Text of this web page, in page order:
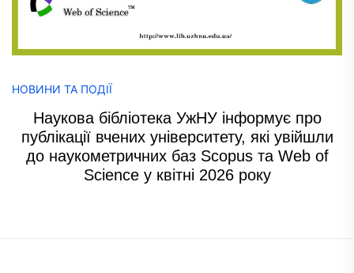
НОВИНИ ТА ПОДІЇ
Наукова бібліотека УжНУ інформує про
публікації вчених університету, які увійшли
до наукометричних баз Scopus та Web of
Science у квітні 2026 року